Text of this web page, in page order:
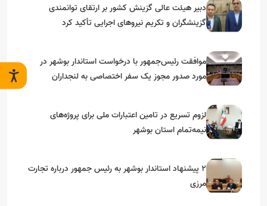
دبیر هیئت عالی گزینش کشور بر ارتقای توانمندی
گزینشگران و تکریم نیروهای اجرایی تأکید کرد
موافقت رئیس‌جمهور با درخواست استاندار بوشهر در
مورد صدور مجوز یک سفر اختصاصی به لنجداران
لزوم تسریع در تامین اعتبارات ملی برای پروژه‌های
نیمه‌تمام استان بوشهر
۲ پیشنهاد استاندار بوشهر به رئیس جمهور درباره تجارت
مرزی